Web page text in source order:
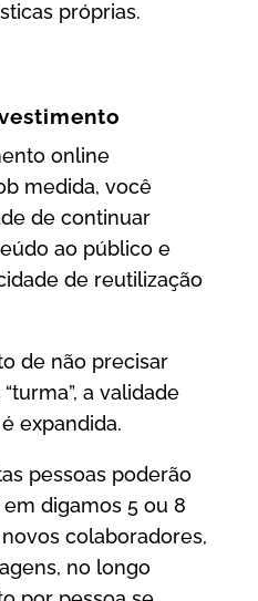
próprias.
online
medida, você
de continuar
ao público e
de reutilização
de não precisar
a validade
expandida.
pessoas poderão
digamos 5 ou 8
colaboradores,
no longo